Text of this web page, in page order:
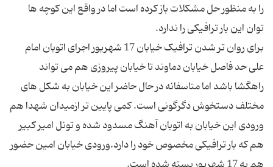
را به منظور حل مشکلات باز کرده است اما در واقع این کوچه ها
برای روان تر شدن ترافیک خیابان 17 شهریور اجرای اتوبان امام
علی حد فاصل خیابان دماوند تا خیابان پیروزی هم می تواند
راهگشا باشد اما متاسفانه در حال حاضر این خیابان به شکل های
مختلف دستخوش دگرگونی است. کمی پایین تر ازمیدان شهدا هم
ورودی این خیابان به اتوبان آهنگ مسدود شده و تونل امیر کبیر
هم که بار ترافیکی مخصوص خود را دارد.ورودی خیابان امین حضور